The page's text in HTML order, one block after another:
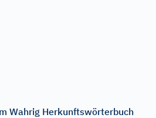
Wahrig Herkunftswörterbuch